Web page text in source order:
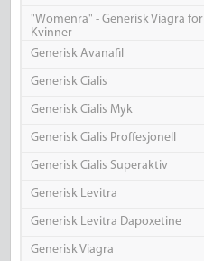
"Womenra" - Generisk Viagra for
Kvinner
Generisk Avanafil
Generisk Cialis
Generisk Cialis Myk
Generisk Cialis Proffesjonell
Generisk Cialis Superaktiv
Generisk Levitra
Generisk Levitra Dapoxetine
Generisk Viagra